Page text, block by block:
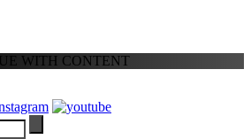
WITH CONTENT